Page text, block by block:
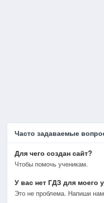
Часто задаваемые
Для чего создан сайт?
Чтобы помочь ученикам.
У вас нет ГДЗ для моего
Это не проблема. Напиши